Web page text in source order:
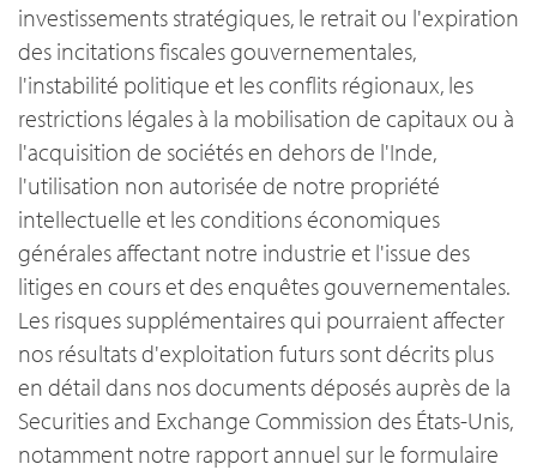
investissements stratégiques, le retrait ou l'expiration
des incitations fiscales gouvernementales,
l'instabilité politique et les conflits régionaux, les
restrictions légales à la mobilisation de capitaux ou à
l'acquisition de sociétés en dehors de l'Inde,
l'utilisation non autorisée de notre propriété
intellectuelle et les conditions économiques
générales affectant notre industrie et l'issue des
litiges en cours et des enquêtes gouvernementales.
Les risques supplémentaires qui pourraient affecter
nos résultats d'exploitation futurs sont décrits plus
en détail dans nos documents déposés auprès de la
Securities and Exchange Commission des États-Unis,
notamment notre rapport annuel sur le formulaire